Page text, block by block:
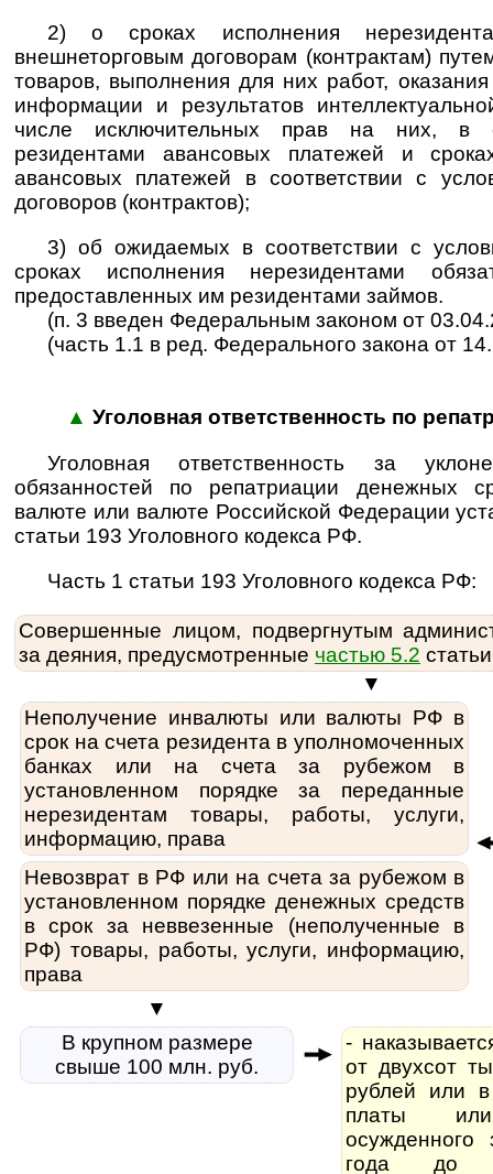
2) о сроках исполнения
внешнеторговым договорам (контрактам)
товаров, выполнения для них работ,
информации и результатов
числе исключительных прав на них, в
резидентами авансовых платежей и
авансовых платежей в соответствии с
договоров (контрактов);
3) об ожидаемых в соответствии с
сроках исполнения нерезидентами
предоставленных им резидентами займов.
(п. 3 введен Федеральным законом от
(часть 1.1 в ред. Федерального закона от
▲ Уголовная ответственность по
Уголовная ответственность за
обязанностей по репатриации денежных
валюте или валюте Российской Федерации
статьи 193 Уголовного кодекса РФ.
Часть 1 статьи 193 Уголовного кодекса РФ:
Совершенные лицом, подвергнутым
за деяния, предусмотренные частью 5.2
▼
Неполучение инвалюты или валюты РФ в
срок на счета резидента в уполномоченных
банках или на счета за рубежом в
установленном порядке за переданные
нерезидентам товары, работы, услуги,
информацию, права
Невозврат в РФ или на счета за рубежом в
установленном порядке денежных средств
в срок за неввезенные (неполученные в
РФ) товары, работы, услуги, информацию,
права
▼
В крупном размере
свыше 100 млн. руб.
-
от двухсот
рублей или
платы
года до